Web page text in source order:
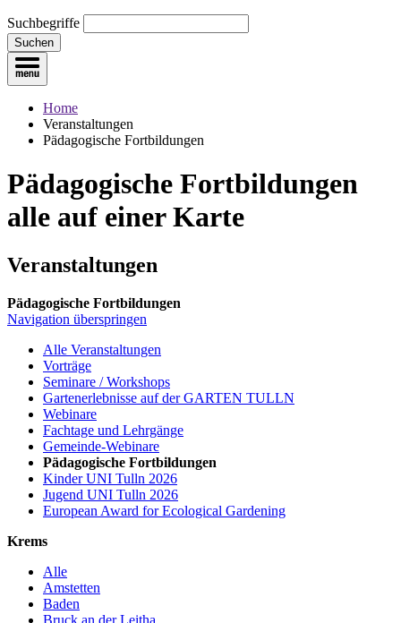
Suchbegriffe
Suchen
Home
Veranstaltungen
Pädagogische Fortbildungen
Pädagogische Fortbildungen
alle auf einer Karte
Veranstaltungen
Pädagogische Fortbildungen
Navigation überspringen
Alle Veranstaltungen
Vorträge
Seminare / Workshops
Gartenerlebnisse auf der GARTEN TULLN
Webinare
Fachtage und Lehrgänge
Gemeinde-Webinare
Pädagogische Fortbildungen
Kinder UNI Tulln 2026
Jugend UNI Tulln 2026
European Award for Ecological Gardening
Krems
Alle
Amstetten
Baden
Bruck an der Leitha